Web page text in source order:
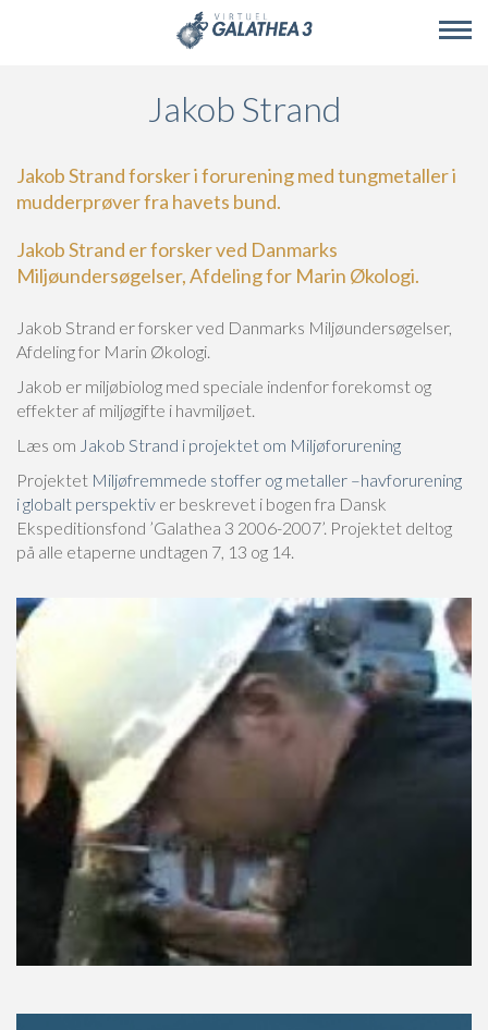
Jakob Strand
Jakob Strand forsker i forurening med tungmetaller i
mudderprøver fra havets bund.
Jakob Strand er forsker ved Danmarks
Miljøundersøgelser, Afdeling for Marin Økologi.
Jakob Strand er forsker ved Danmarks Miljøundersøgelser,
Afdeling for Marin Økologi.
Jakob er miljøbiolog med speciale indenfor forekomst og
effekter af miljøgifte i havmiljøet.
Læs om Jakob Strand i projektet om Miljøforurening
Projektet Miljøfremmede stoffer og metaller –havforurening
i globalt perspektiv er beskrevet i bogen fra Dansk
Ekspeditionsfond ’Galathea 3 2006-2007’. Projektet deltog
på alle etaperne undtagen 7, 13 og 14.